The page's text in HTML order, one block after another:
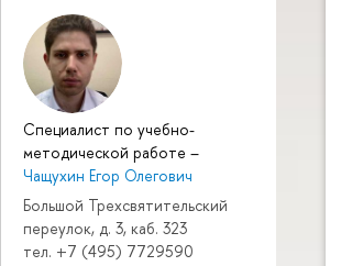
Специалист по учебно-
методической работе –
Чащухин Егор Олегович
Большой Трехсвятительский
переулок, д. 3, каб. 323
тел. +7 (495) 7729590